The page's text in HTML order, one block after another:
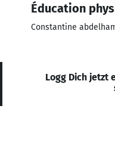
Éducation
Constantine
Logg Dich jetzt